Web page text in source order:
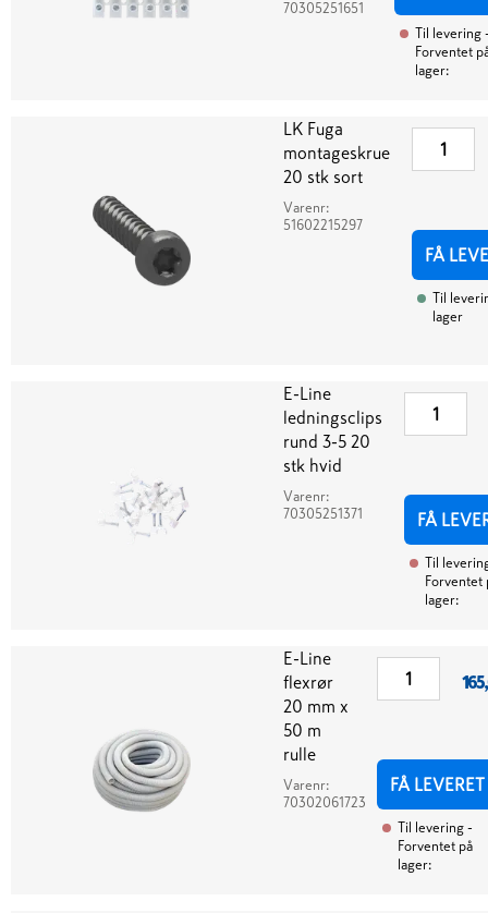
70305251651
Til levering
Forventet
lager:
LK Fuga
montageskrue
20 stk sort
Varenr:
51602215297
FÅ
Til
lager
E-Line
ledningsclips
rund 3-5 20
stk hvid
Varenr:
70305251371
FÅ
Til
Forventet
lager:
E-Line
flexrør
20 mm x
50 m
rulle
Varenr:
70302061723
FÅ LEVERET
Til levering -
Forventet på
lager: